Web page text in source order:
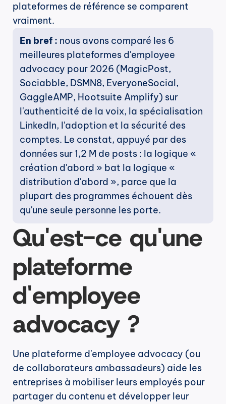
plateformes de référence se comparent
vraiment.
En bref : nous avons comparé les 6
meilleures plateformes d'employee
advocacy pour 2026 (MagicPost,
Sociabble, DSMN8, EveryoneSocial,
GaggleAMP, Hootsuite Amplify) sur
l'authenticité de la voix, la spécialisation
LinkedIn, l'adoption et la sécurité des
comptes. Le constat, appuyé par des
données sur 1,2 M de posts : la logique «
création d'abord » bat la logique «
distribution d'abord », parce que la
plupart des programmes échouent dès
qu'une seule personne les porte.
Qu'est-ce qu'une
plateforme
d'employee
advocacy ?
Une plateforme d'employee advocacy (ou
de collaborateurs ambassadeurs) aide les
entreprises à mobiliser leurs employés pour
partager du contenu et développer leur